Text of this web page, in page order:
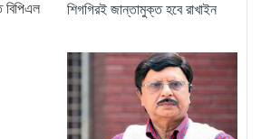
বিপিএল
শিগগিরই জান্তামুক্ত হবে রাখাইন